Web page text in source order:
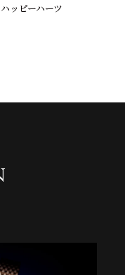
ッピーハーツ